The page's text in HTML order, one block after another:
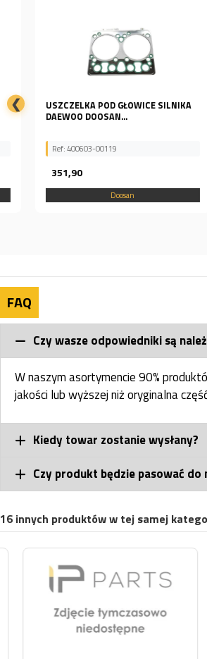
USZCZELKA POD GŁOWICE SILNIKA
DAEWOO DOOSAN...
Ref: 400603-00119
351,90
❮
FAQ
Czy wasze odpowiedniki są
W naszym asortymencie 90%
jakości lub wyższej niż oryginalna
Kiedy towar zostanie wysłany?
Czy produkt będzie pasować do
16 innych produktów w tej samej